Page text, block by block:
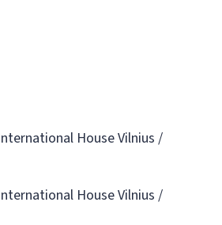
House Vilnius /
House Vilnius /